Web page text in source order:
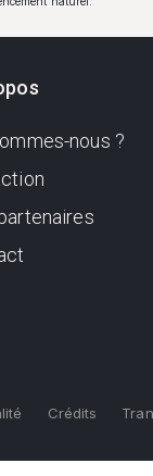
nous ?
Crédits